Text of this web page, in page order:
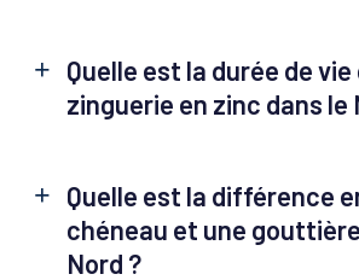
Quelle est la durée de vie
zinguerie en zinc dans le
Quelle est la différence
chéneau et une
Nord ?